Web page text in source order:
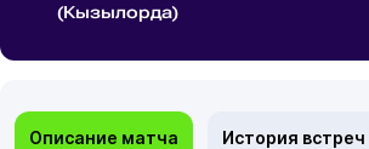
(Кызылорда)
Описание матча История встреч